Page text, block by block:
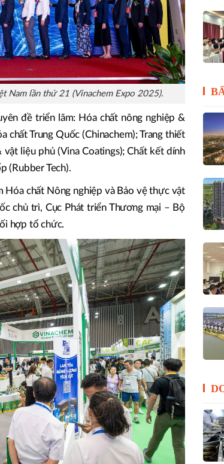
Nam lần thứ 21 (Vinachem Expo 2025).
đề triển lãm: Hóa chất nông nghiệp &
chất Trung Quốc (Chinachem); Trang thiết
liệu phủ (Vina Coatings); Chất kết dính
(Rubber Tech).
Hóa chất Nông nghiệp và Bảo vệ thực vật
chủ trì, Cục Phát triển Thương mại – Bộ
hợp tổ chức.